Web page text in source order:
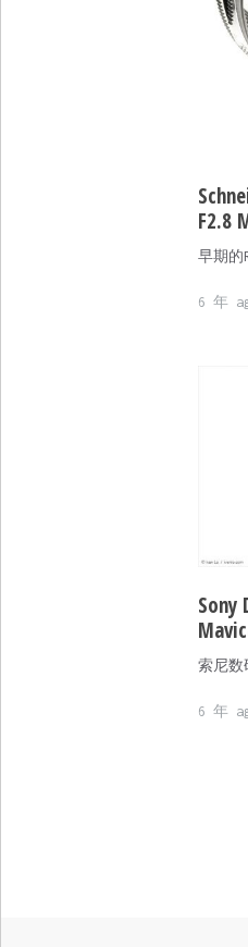
F2.8
早期的
6 年
Sony
索尼数
6 年